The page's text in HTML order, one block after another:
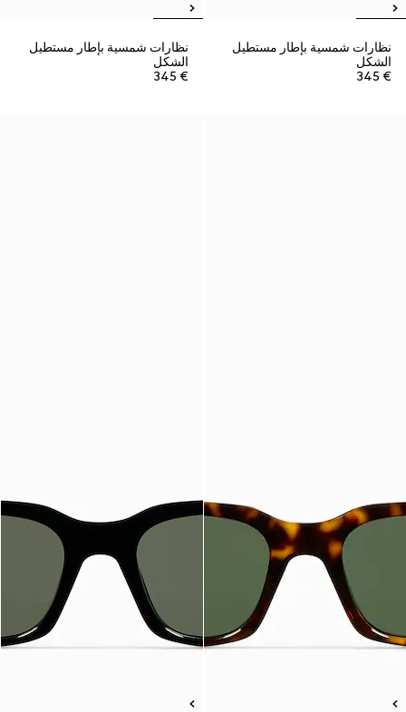
نظارات شمسية بإطار مستطيل
الشكل
€ 345
نظارات شمسية بإطار مستطيل
الشكل
€ 345